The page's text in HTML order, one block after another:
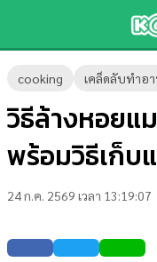
cooking เคล็ดลับทำอ
วิธีล้างหอยแ
พร้อมวิธีเก็บ
24 ก.ค. 2569 เวลา 13:19:07
ข่าว-
ความ
รู้
บันเทิง